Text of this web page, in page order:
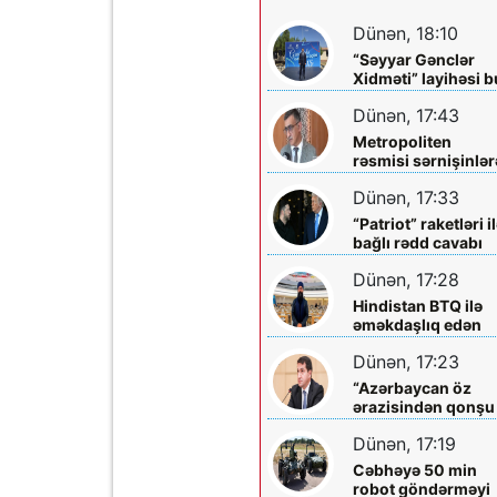
Dünən, 18:10
“Səyyar Gənclər
Xidməti” layihəsi
dəfə
Dünən, 17:43
Metropoliten
rəsmisi
çıxış yolu göstərdi
Dünən, 17:33
“Patriot” raketləri
bağlı rədd cavabı
aldı
Dünən, 17:28
Hindistan BTQ ilə
əməkdaşlıq edən
hüquq
təhdid edib
Dünən, 17:23
“Azərbaycan öz
ərazisindən qonşu
ölkəyə qarşı
olunmasına icazə
verməz”
Dünən, 17:19
Cəbhəyə 50 min
robot göndərməyi